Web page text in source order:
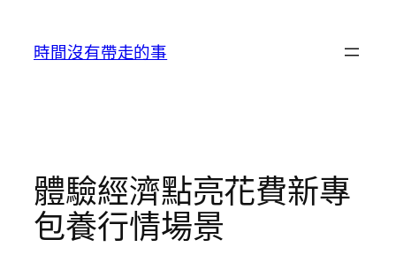
時間沒有帶走的事
體驗經濟點亮花費新專
包養行情場景